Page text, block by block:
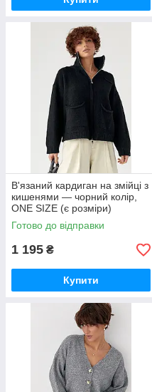
В'язаний кардиган на змійці з
кишенями — чорний колір,
ONE SIZE (є розміри)
Готово до відправки
1 195 ₴
Купити